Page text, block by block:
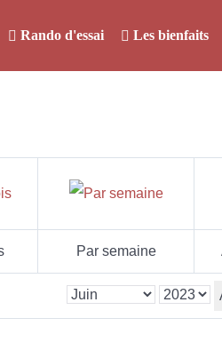
Rando d'essai Les bienfaits
Par semaine